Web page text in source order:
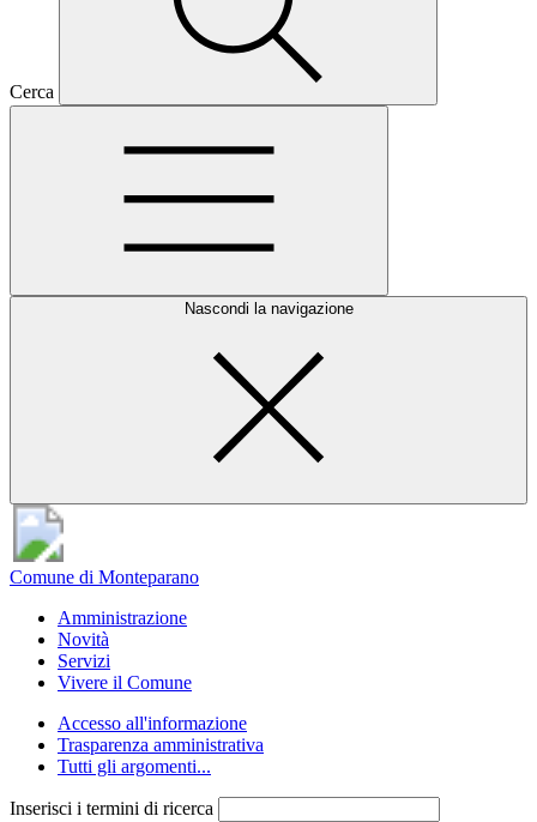
Cerca
Nascondi la navigazione
Comune di Monteparano
Amministrazione
Novità
Servizi
Vivere il Comune
Accesso all'informazione
Trasparenza amministrativa
Tutti gli argomenti...
Inserisci i termini di ricerca